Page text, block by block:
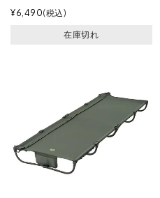
¥6,490 税込
在庫切れ